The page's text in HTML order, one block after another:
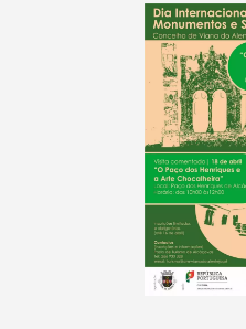
Categorias gerais